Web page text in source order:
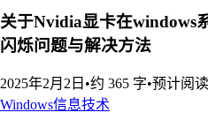
关于Nvidia显卡在windows
闪烁问题与解决方法
2025年2月2日 •约 365 字•预计阅
Windows信息技术